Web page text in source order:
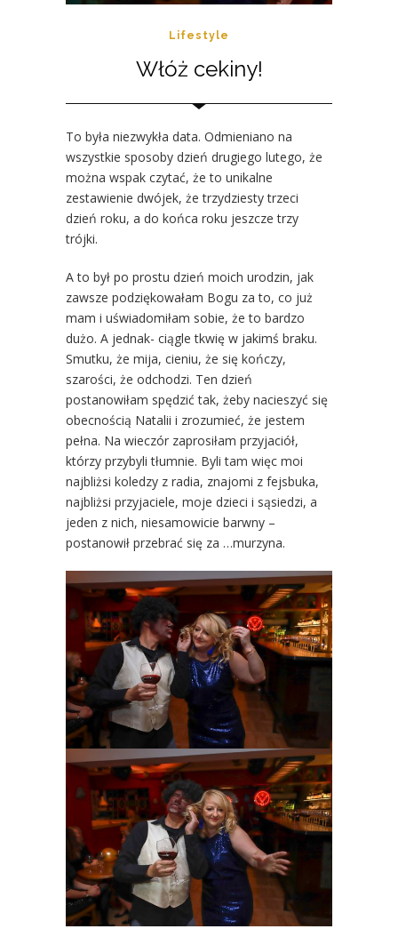
Lifestyle
Włóż cekiny!
To była niezwykła data. Odmieniano na
wszystkie sposoby dzień drugiego lutego, że
można wspak czytać, że to unikalne
zestawienie dwójek, że trzydziesty trzeci
dzień roku, a do końca roku jeszcze trzy
trójki.
A to był po prostu dzień moich urodzin, jak
zawsze podziękowałam Bogu za to, co już
mam i uświadomiłam sobie, że to bardzo
dużo. A jednak- ciągle tkwię w jakimś braku.
Smutku, że mija, cieniu, że się kończy,
szarości, że odchodzi. Ten dzień
postanowiłam spędzić tak, żeby nacieszyć się
obecnością Natalii i zrozumieć, że jestem
pełna. Na wieczór zaprosiłam przyjaciół,
którzy przybyli tłumnie. Byli tam więc moi
najbliżsi koledzy z radia, znajomi z fejsbuka,
najbliżsi przyjaciele, moje dzieci i sąsiedzi, a
jeden z nich, niesamowicie barwny –
postanowił przebrać się za …murzyna.